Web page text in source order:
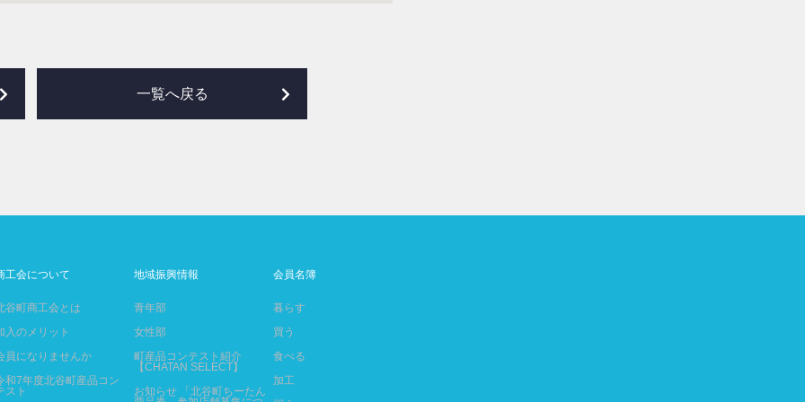
一覧へ戻る
工会について
谷町商工会とは
入のメリット
員になりませんか
和7年度北谷町産品コン
スト
地域振興情報
青年部
女性部
町産品コンテスト紹介
【CHATAN SELECT】
お知らせ 「北谷町ちーたん
会員名簿
暮らす
買う
食べる
加工